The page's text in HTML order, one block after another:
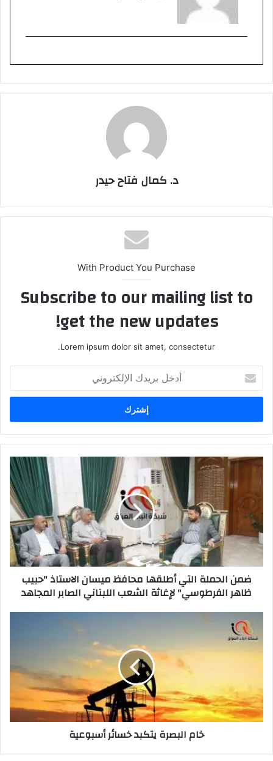
د. كمال فتاح حيدر
With Product You Purchase
Subscribe to our mailing list to
get the new updates!
Lorem ipsum dolor sit amet, consectetur.
بريدك
الإلكتروني
ضمن
التي
أطلقها
محافظ
ميسان
الاستاذ
"حبيب
ظاهر
الفرطوسي"
لإغاثة
الصابر
المجاهد
ضمن الحملة التي أطلقها محافظ ميسان الاستاذ "حبيب
ظاهر الفرطوسي" لإغاثة الشعب اللبناني الصابر المجاهد
البصرة
يتكبد
خام البصرة يتكبد خسائر أسبوعية